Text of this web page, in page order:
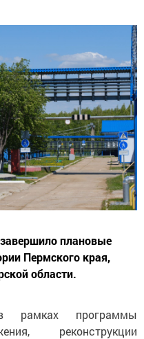
плановые
Пермского края,
области.
рамках программы
реконструкции